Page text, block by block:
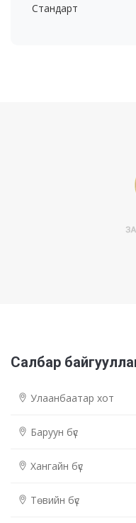
Стандарт
Салбар
Улаанбаатар хот
Баруун бүс
Хангайн бүс
Төвийн бүс